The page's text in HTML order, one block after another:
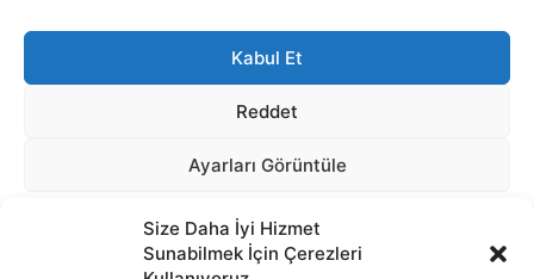
Size Daha İyi Hizmet
Sunabilmek İçin Çerezleri